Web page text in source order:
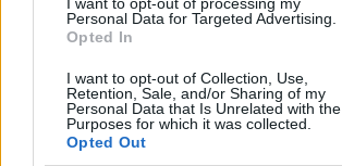
Personal Data for Targeted Advertising.
Opted In
I want to opt-out of Collection, Use,
Retention, Sale, and/or Sharing of my
Personal Data that Is Unrelated with the
Purposes for which it was collected.
Opted Out
b
o
o
k
te
r
re
st
s
A
p
p
re
Articolo precedente
Prossimo articolo
NOTIZIE RECENTI